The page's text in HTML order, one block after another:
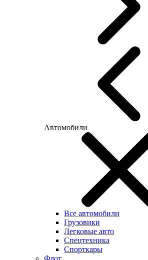
Автомобили
Все автомобили
Грузовики
Легковые авто
Спецтехника
Спорткары
Флот